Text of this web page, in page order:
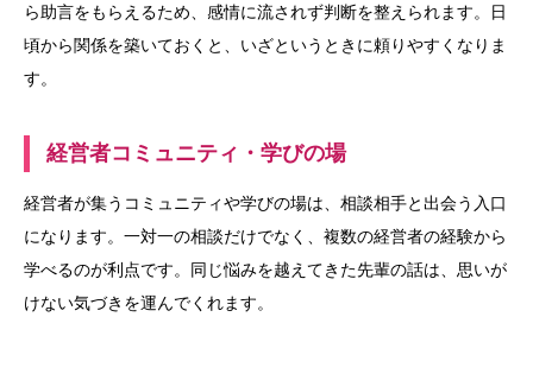
ら助言をもらえるため、感情に流されず判断を整えられます。日
頃から関係を築いておくと、いざというときに頼りやすくなりま
す。
経営者コミュニティ・学びの場
経営者が集うコミュニティや学びの場は、相談相手と出会う入口
になります。一対一の相談だけでなく、複数の経営者の経験から
学べるのが利点です。同じ悩みを越えてきた先輩の話は、思いが
けない気づきを運んでくれます。